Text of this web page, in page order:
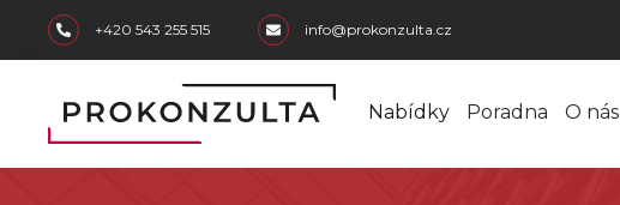
skip to main content
+420 543 255 515 info@prokonzulta.cz
Nabídky Poradna O nás